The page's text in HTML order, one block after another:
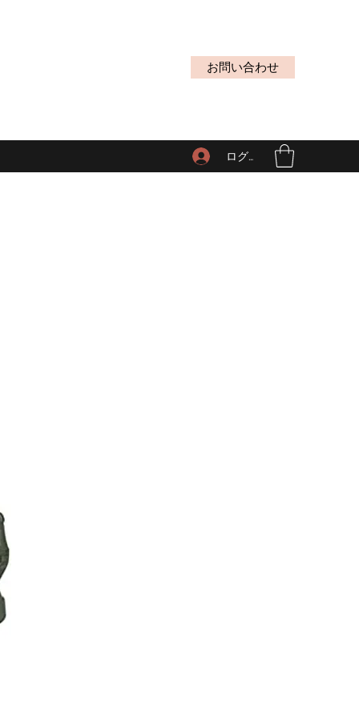
お問い合わせ
ログイン